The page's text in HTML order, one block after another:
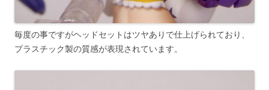
毎度の事ですがヘッドセットはツヤありで仕上げられており、
プラスチック製の質感が表現されています。